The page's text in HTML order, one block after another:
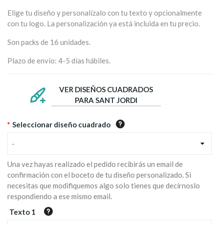
Elige tu diseño y personalízalo con tu texto y opcionalmente
con tu logo. La personalización ya está incluida en tu precio.
Son packs de 16 unidades.
Plazo de envío: 4-5 días hábiles.
VER DISEÑOS CUADRADOS
PARA SANT JORDI
* Seleccionar diseño cuadrado
-
Una vez hayas realizado el pedido recibirás un email de
confirmación con el boceto de tu diseño personalizado. Si
necesitas que modifiquemos algo solo tienes que decírnoslo
respondiendo a ese mismo email.
Texto 1